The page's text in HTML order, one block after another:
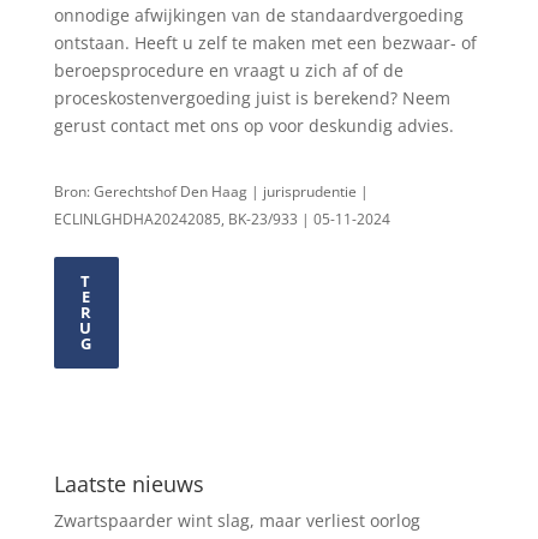
onnodige afwijkingen van de standaardvergoeding
ontstaan. Heeft u zelf te maken met een bezwaar- of
beroepsprocedure en vraagt u zich af of de
proceskostenvergoeding juist is berekend? Neem
gerust contact met ons op voor deskundig advies.
Bron: Gerechtshof Den Haag | jurisprudentie |
ECLINLGHDHA20242085, BK-23/933 | 05-11-2024
T
E
R
U
G
Laatste nieuws
Zwartspaarder wint slag, maar verliest oorlog